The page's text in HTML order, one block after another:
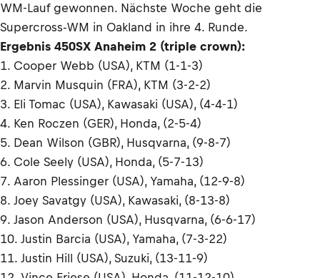
WM-Lauf gewonnen. Nächste Woche geht die
Supercross-WM in Oakland in ihre 4. Runde.
Ergebnis 450SX Anaheim 2 (triple crown):
1. Cooper Webb (USA), KTM (1-1-3)
2. Marvin Musquin (FRA), KTM (3-2-2)
3. Eli Tomac (USA), Kawasaki (USA), (4-4-1)
4. Ken Roczen (GER), Honda, (2-5-4)
5. Dean Wilson (GBR), Husqvarna, (9-8-7)
6. Cole Seely (USA), Honda, (5-7-13)
7. Aaron Plessinger (USA), Yamaha, (12-9-8)
8. Joey Savatgy (USA), Kawasaki, (8-13-8)
9. Jason Anderson (USA), Husqvarna, (6-6-17)
10. Justin Barcia (USA), Yamaha, (7-3-22)
11. Justin Hill (USA), Suzuki, (13-11-9)